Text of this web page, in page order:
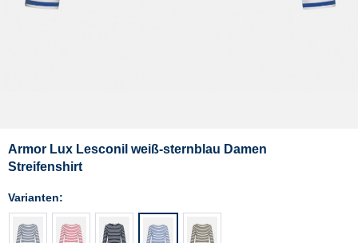
Armor Lux Lesconil weiß-sternblau Damen
Streifenshirt
Varianten: